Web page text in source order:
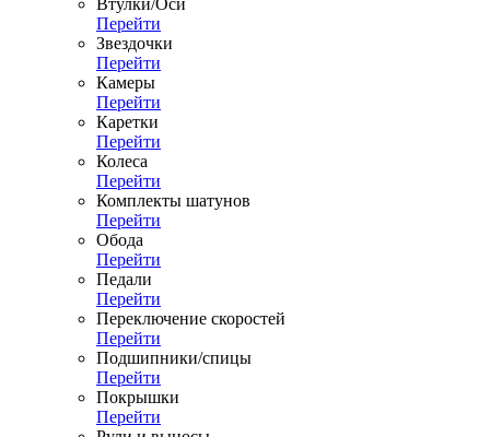
Втулки/Оси
Перейти
Звездочки
Перейти
Камеры
Перейти
Каретки
Перейти
Колеса
Перейти
Комплекты шатунов
Перейти
Обода
Перейти
Педали
Перейти
Переключение скоростей
Перейти
Подшипники/спицы
Перейти
Покрышки
Перейти